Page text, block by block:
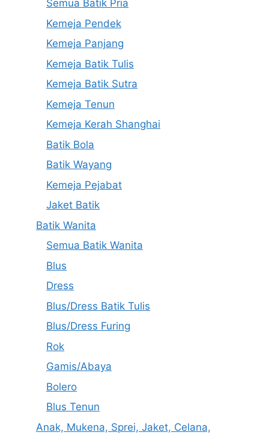
Semua Batik Pria
Kemeja Pendek
Kemeja Panjang
Kemeja Batik Tulis
Kemeja Batik Sutra
Kemeja Tenun
Kemeja Kerah Shanghai
Batik Bola
Batik Wayang
Kemeja Pejabat
Jaket Batik
Batik Wanita
Semua Batik Wanita
Blus
Dress
Blus/Dress Batik Tulis
Blus/Dress Furing
Rok
Gamis/Abaya
Bolero
Blus Tenun
Anak, Mukena, Sprei, Jaket, Celana,